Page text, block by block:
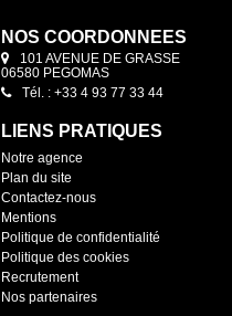
NOS COORDONNÉES
101 AVENUE DE GRASSE
06580 PEGOMAS
Tél. : +33 4 93 77 33 44
LIENS PRATIQUES
Notre agence
Plan du site
Contactez-nous
Mentions
Politique de confidentialité
Politique des cookies
Recrutement
Nos partenaires